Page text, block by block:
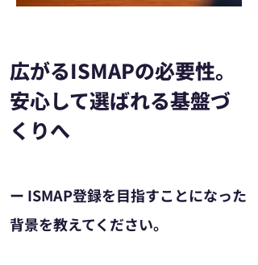
広がるISMAPの必要性。
安心して選ばれる基盤づ
くりへ
ー ISMAP登録を目指すことになった
背景を教えてください。